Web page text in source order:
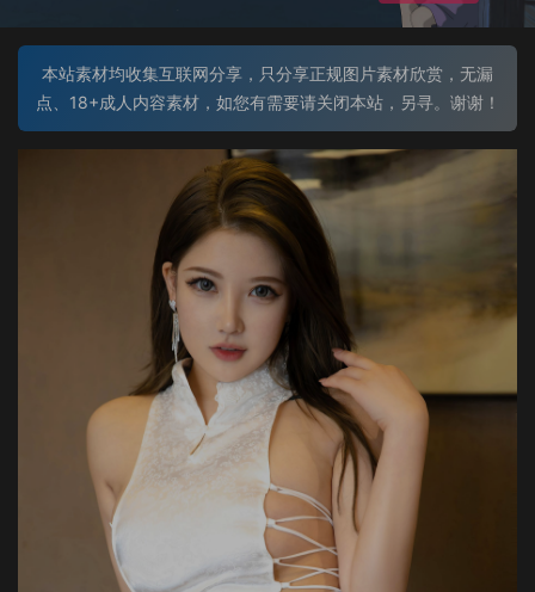
本站素材均收集互联网分享，只分享正规图片素材欣赏，无漏
点、18+成人内容素材，如您有需要请关闭本站，另寻。谢谢！